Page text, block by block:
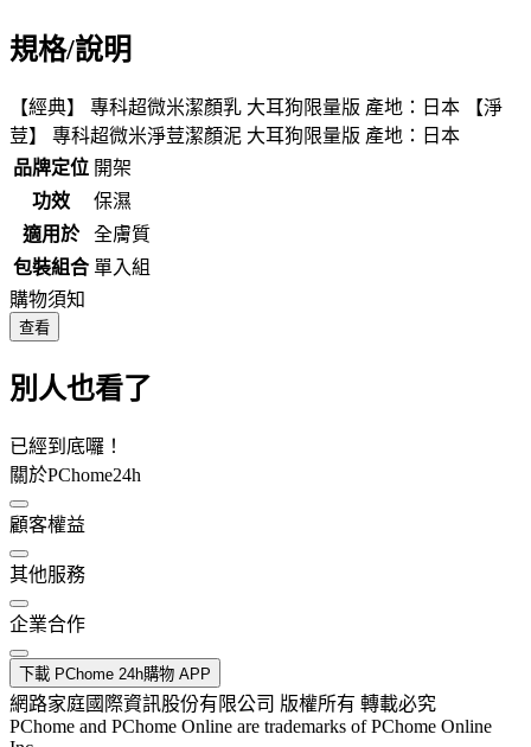
規格/說明
【經典】 專科超微米潔顏乳 大耳狗限量版 產地：日本 【淨
荳】 專科超微米淨荳潔顏泥 大耳狗限量版 產地：日本
品牌定位 開架
功效
保濕
適用於
全膚質
包裝組合 單入組
購物須知
查看
別人也看了
已經到底囉！
關於PChome24h
顧客權益
其他服務
企業合作
下載 PChome 24h購物 APP
網路家庭國際資訊股份有限公司 版權所有 轉載必究
PChome and PChome Online are trademarks of PChome Online